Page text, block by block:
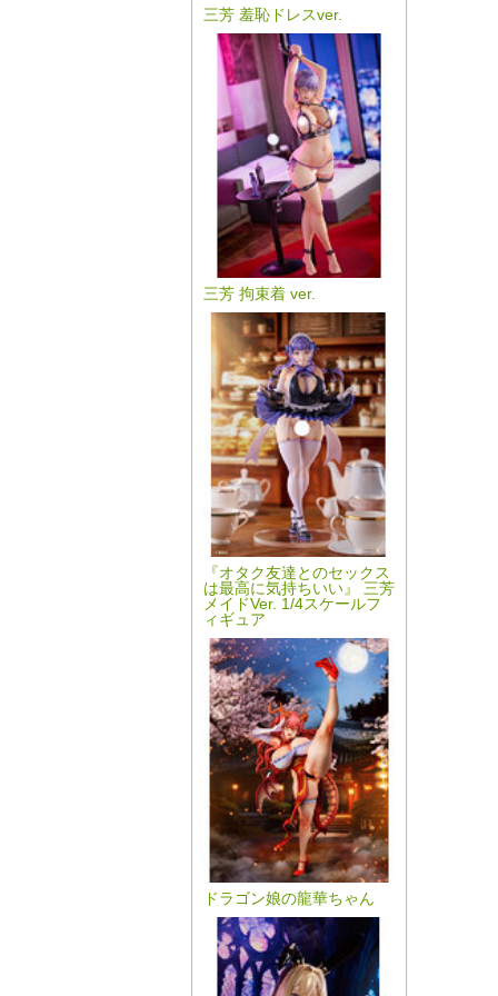
三芳 羞恥ドレスver.
三芳 拘束着 ver.
『オタク友達とのセックス
は最高に気持ちいい』 三芳
メイドVer. 1/4スケールフ
ィギュア
ドラゴン娘の龍華ちゃん